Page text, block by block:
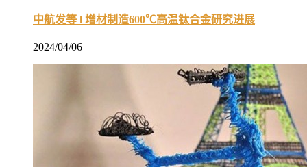
中航发等 l 增材制造600℃高温钛合金研究进展
2024/04/06